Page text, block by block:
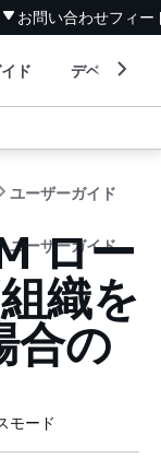
お問い合わせフィー
ド デベロッパ
ユーザーガイド
ユーザーガイド
ロー
織を
合の
モード